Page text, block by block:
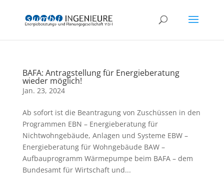
BAFA: Antragstellung für Energieberatung
wieder möglich!
Jan. 23, 2024
Ab sofort ist die Beantragung von Zuschüssen in den
Programmen EBN – Energieberatung für
Nichtwohngebäude, Anlagen und Systeme EBW –
Energieberatung für Wohngebäude BAW –
Aufbauprogramm Wärmepumpe beim BAFA – dem
Bundesamt für Wirtschaft und...